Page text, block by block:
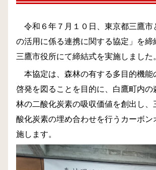
令和６年７月１０日、東京都三鷹市
の活用に係る連携に関する協定」を締
三鷹市役所にて締結式を実施しました
本協定は、森林の有する多目的機能
啓発を図ることを目的に、白鷹町内の
林の二酸化炭素の吸収価値を創出し、
酸化炭素の埋め合わせを行うカーボン
施します。